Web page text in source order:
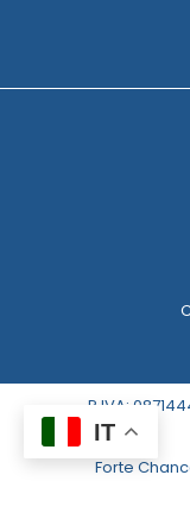
P.IVA:
Forte
IT